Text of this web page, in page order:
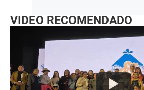
VIDEO RECOMENDADO